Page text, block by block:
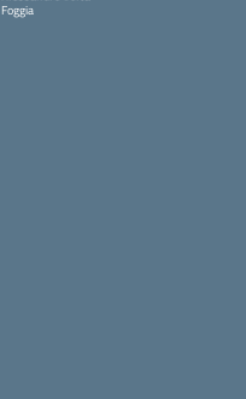
Foggia
— Visita la pagina iniziale della scuola